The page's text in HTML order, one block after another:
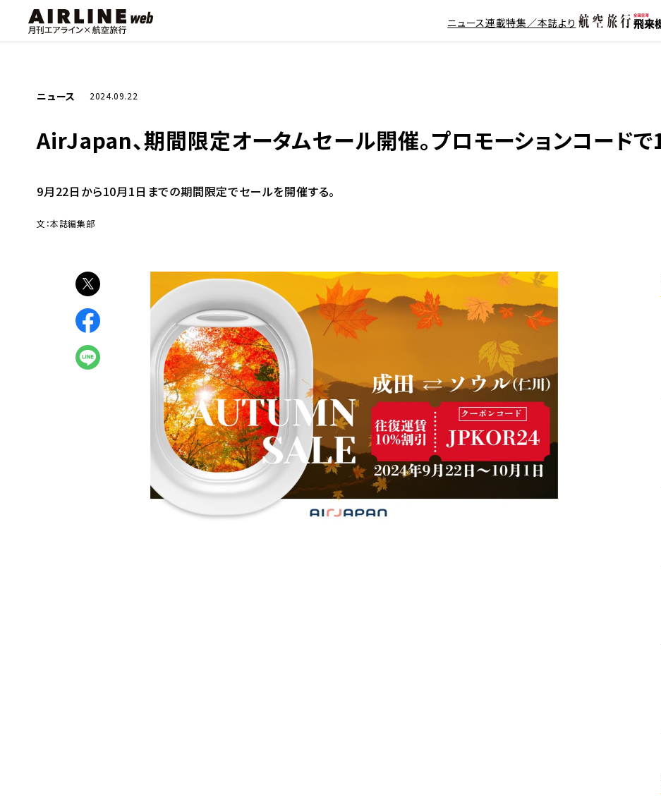
ニュース連載特集／本誌より
ニュース 2024.09.22
AirJapan、期間限定オータムセール開催。プロモーションコード
9月22日から10月1日までの期間限定でセールを開催する。
文：本誌編集部